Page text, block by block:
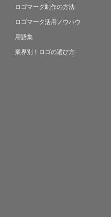
ロゴマーク制作の方法
ロゴマーク活用ノウハウ
用語集
業界別！ロゴの選び方